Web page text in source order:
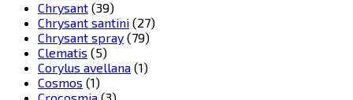
Chrysant (39)
Chrysant santini (27)
Chrysant spray (79)
Clematis (5)
Corylus avellana (1)
Cosmos (1)